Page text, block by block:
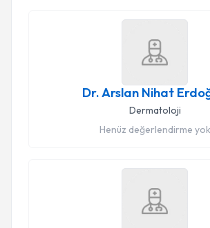
Dr. Arslan Nihat
Dermatoloji
Henüz değerlendirme yok